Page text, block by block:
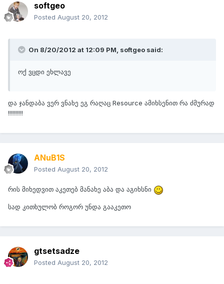
softgeo
Posted August 20, 2012
On 8/20/2012 at 12:09 PM, softgeo said:
ოქ ვცდი ეხლავე
და ჯანდაბა ვერ ვნახე ეგ რაღაც Resource ამიხსენით რა ძმურად
!!!!!!!!!!
ANuB1S
Posted August 20, 2012
რის მიხედვით აკეთებ მანახე აბა და აგიხსნი
სად კითხულობ როგორ უნდა გააკეთო
gtsetsadze
Posted August 20, 2012